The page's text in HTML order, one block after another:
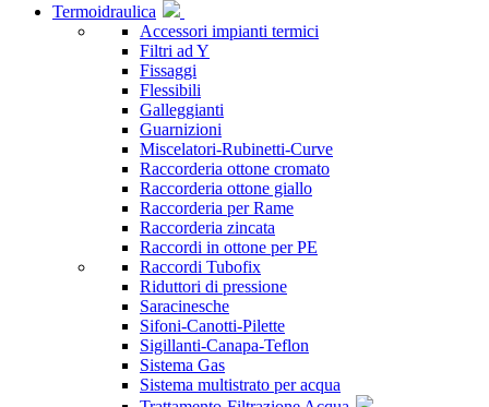
Termoidraulica
Accessori impianti termici
Filtri ad Y
Fissaggi
Flessibili
Galleggianti
Guarnizioni
Miscelatori-Rubinetti-Curve
Raccorderia ottone cromato
Raccorderia ottone giallo
Raccorderia per Rame
Raccorderia zincata
Raccordi in ottone per PE
Raccordi Tubofix
Riduttori di pressione
Saracinesche
Sifoni-Canotti-Pilette
Sigillanti-Canapa-Teflon
Sistema Gas
Sistema multistrato per acqua